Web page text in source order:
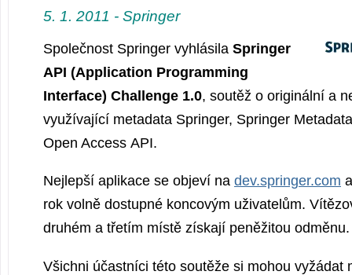
5. 1. 2011 - Springer
Společnost Springer vyhlásila Springer
API (Application Programming
Interface) Challenge 1.0, soutěž o originální a
využívající metadata Springer, Springer
Open Access API.
Nejlepší aplikace se objeví na dev.springer.com
rok volně dostupné koncovým uživatelům.
druhém a třetím místě získají peněžitou odměnu.
Všichni účastníci této soutěže si mohou vyžádat